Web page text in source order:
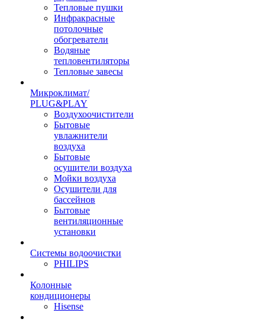
Тепловые пушки
Инфракрасные
потолочные
обогреватели
Водяные
тепловентиляторы
Тепловые завесы
Микроклимат/
PLUG&PLAY
Воздухоочистители
Бытовые
увлажнители
воздуха
Бытовые
осушители воздуха
Мойки воздуха
Осушители для
бассейнов
Бытовые
вентиляционные
установки
Системы водоочистки
PHILIPS
Колонные
кондиционеры
Hisense